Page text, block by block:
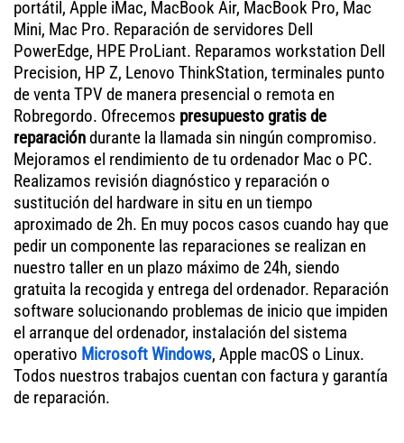
portátil, Apple iMac, MacBook Air, MacBook Pro, Mac
Mini, Mac Pro. Reparación de servidores Dell
PowerEdge, HPE ProLiant. Reparamos workstation Dell
Precision, HP Z, Lenovo ThinkStation, terminales punto
de venta TPV de manera presencial o remota en
Robregordo. Ofrecemos presupuesto gratis de
reparacióndurante la llamada sin ningún compromiso.
Mejoramos el rendimiento de tu ordenador Mac o PC.
Realizamos revisión diagnóstico y reparación o
sustitución del hardware in situ en un tiempo
aproximado de 2h. En muy pocos casos cuando hay que
pedir un componente las reparaciones se realizan en
nuestro taller en un plazo máximo de 24h, siendo
gratuita la recogida y entrega del ordenador. Reparación
software solucionando problemas de inicio que impiden
el arranque del ordenador, instalación del sistema
operativo Microsoft Windows, Apple macOS o Linux.
Todos nuestros trabajos cuentan con factura y garantía
de reparación.